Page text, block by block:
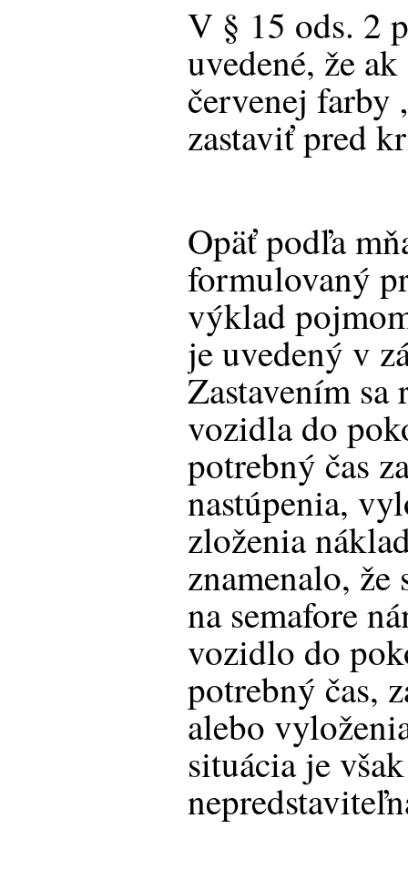
V § 15 ods. 2
uvedené, že
červenej farby
zastaviť pred
Opäť podľa
formulovaný
výklad
je uvedený v
Zastavením sa
vozidla do
potrebný čas
nastúpenia,
zloženia
znamenalo,
na semafore
vozidlo do
potrebný čas,
alebo
situácia je